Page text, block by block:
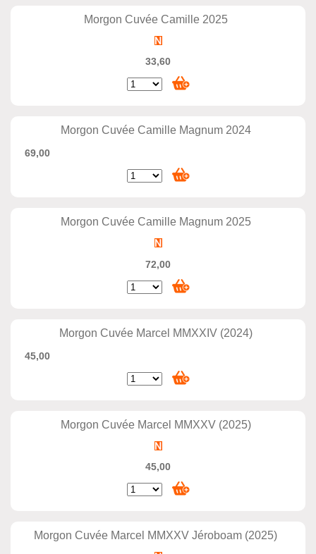
Morgon Cuvée Camille 2025
33,60
Morgon Cuvée Camille Magnum 2024
69,00
Morgon Cuvée Camille Magnum 2025
72,00
Morgon Cuvée Marcel MMXXIV (2024)
45,00
Morgon Cuvée Marcel MMXXV (2025)
45,00
Morgon Cuvée Marcel MMXXV Jéroboam (2025)